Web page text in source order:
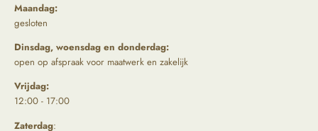
Maandag:
gesloten
Dinsdag, woensdag en donderdag:
open op afspraak voor maatwerk en zakelijk
Vrijdag:
12:00 - 17:00
Zaterdag: